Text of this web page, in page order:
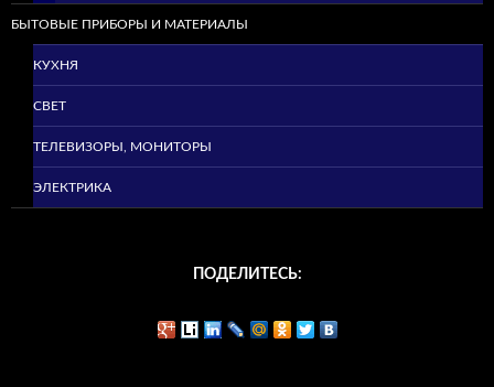
БЫТОВЫЕ ПРИБОРЫ И МАТЕРИАЛЫ
КУХНЯ
СВЕТ
ТЕЛЕВИЗОРЫ, МОНИТОРЫ
ЭЛЕКТРИКА
ПОДЕЛИТЕСЬ: